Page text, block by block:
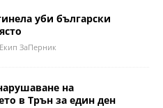
уби български
Eкип ЗаПерник
на
в Трън за един ден